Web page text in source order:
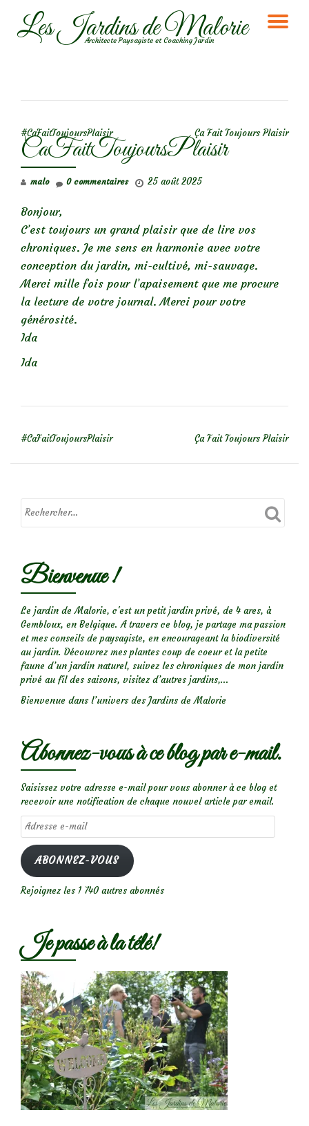
AllerLes Jardins de Malorie
Architecte Paysagiste et Coaching Jardin
#CaFaitToujoursPlaisir Ça Fait Toujours Plaisir
CaFaitToujoursPlaisir
malo 25 août 2025
0 commentaires
Bonjour,
C’est toujours un grand plaisir que de lire vos
chroniques. Je me sens en harmonie avec votre
conception du jardin, mi-cultivé, mi-sauvage.
Merci mille fois pour l’apaisement que me procure
la lecture de votre journal. Merci pour votre
générosité.
Ida
Ida
#CaFaitToujoursPlaisir Ça Fait Toujours Plaisir
Bienvenue !
Le jardin de Malorie, c'est un petit jardin privé, de 4 ares, à
Gembloux, en Belgique. A travers ce blog, je partage ma passion
et mes conseils de paysagiste, en encourageant la biodiversité
au jardin. Découvrez mes plantes coup de coeur et la petite
faune d’un jardin naturel, suivez les chroniques de mon jardin
privé au fil des saisons, visitez d’autres jardins,...
Bienvenue dans l’univers des Jardins de Malorie
Abonnez-vous à ce blog par e-mail.
Saisissez votre adresse e-mail pour vous abonner à ce blog et
recevoir une notification de chaque nouvel article par email.
Adresse
e-
mail
ABONNEZ-VOUS
Rejoignez les 1 740 autres abonnés
Je passe à la télé!